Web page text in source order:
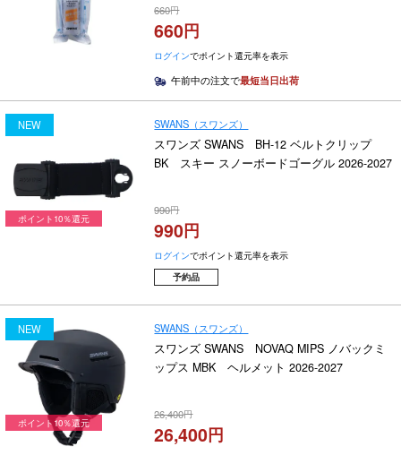
660
660
ログインでポイント還元率を表示
午前中の注文で最短当日出荷
NEW SWANS（スワンズ）
スワンズ SWANS BH-12 ベルトクリップ
BK スキー スノーボードゴーグル 2026-2027
990
990
ログインでポイント還元率を表示
予約品
ポイント10％還元
NEW SWANS（スワンズ）
スワンズ SWANS NOVAQ MIPS ノバックミ
ップス MBK ヘルメット 2026-2027
26,400
26,400
ポイント10％還元